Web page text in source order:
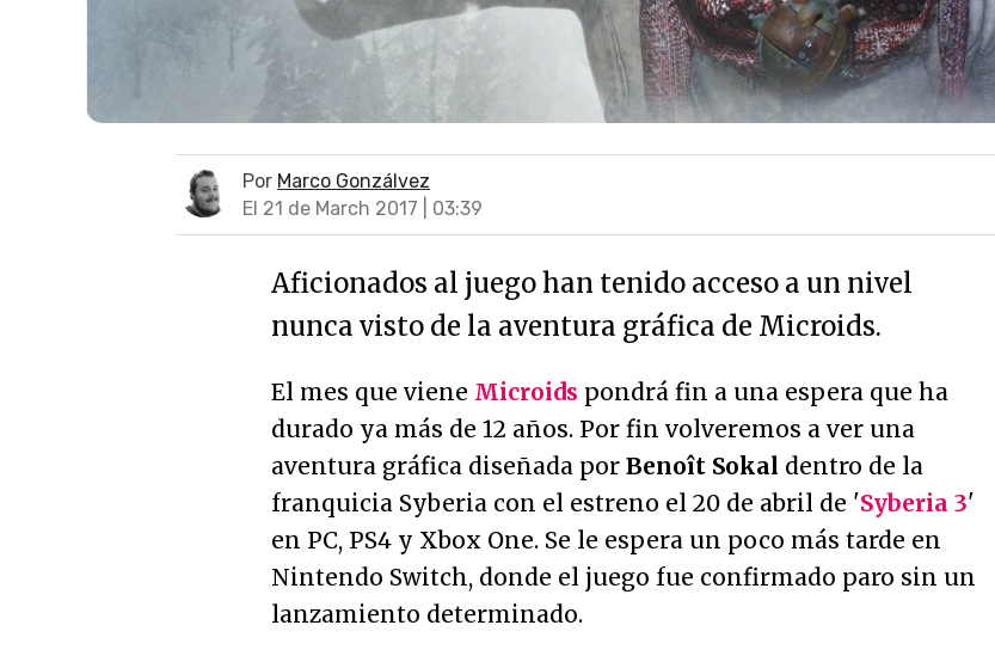
Por Marco Gonzálvez
El 21 de March 2017 | 03:39
Aficionados al juego han tenido acceso a un nivel
nunca visto de la aventura gráfica de Microids.
El mes que viene Microids pondrá fin a una espera que ha
durado ya más de 12 años. Por fin volveremos a ver una
aventura gráfica diseñada por Benoît Sokal dentro de la
franquicia Syberia con el estreno el 20 de abril de 'Syberia 3'
en PC, PS4 y Xbox One. Se le espera un poco más tarde en
Nintendo Switch, donde el juego fue confirmado paro sin un
lanzamiento determinado.